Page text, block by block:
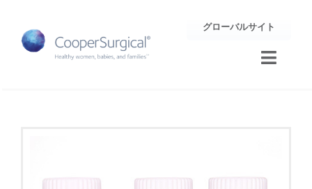
content
グローバルサイト
Toggle